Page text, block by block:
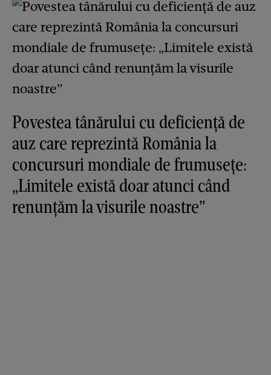
Povestea tânărului cu deficiență de
auz care reprezintă România la
concursuri mondiale de frumusețe:
„Limitele există doar atunci când
renunțăm la visurile noastre”